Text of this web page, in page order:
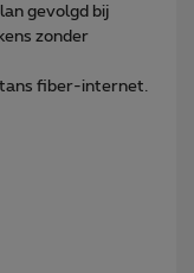
gevolgd bij
zonder
fiber-internet.